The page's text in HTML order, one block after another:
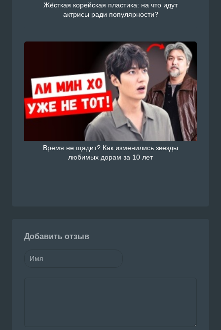
Жёсткая корейская пластика: на что идут
актрисы ради популярности?
Время не щадит? Как изменились звезды
любимых дорам за 10 лет
Добавить отзыв